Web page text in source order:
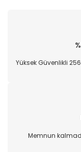
Yüksek Güvenlikli
Memnun